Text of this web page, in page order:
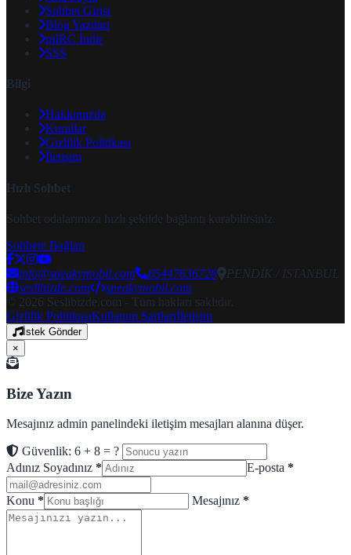
Sohbet Girişi
Blog Yazıları
mIRC İndir
SSS
Bilgi
Hakkımızda
Kurallar
Gizlilik Politikası
İletişim
Hızlı Sohbet
Sohbet odalarımıza hızlı şekilde bağlantı kurabilirsiniz.
Sohbete Bağlan
info@speakymobil.com 05447636728
PENDİK / İSTANBUL
seslibizde.com
speakymobil.com
© 2026 Seslibizde.com - Tüm hakları saklıdır.
Gizlilik PolitikasıKullanım Şartlarıİletişim
İstek Gönder
×
Bize Yazın
Mesajınız admin panelindeki iletişim mesajları alanına düşer.
Güvenlik: 6 + 8 = ?
Adınız Soyadınız * E-posta *
Konu * Mesajınız *